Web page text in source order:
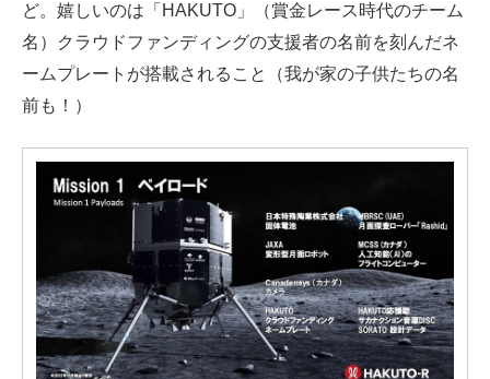
ど。嬉しいのは「HAKUTO」（賞金レース時代のチーム
名）クラウドファンディングの支援者の名前を刻んだネ
ームプレートが搭載されること（我が家の子供たちの名
前も！）